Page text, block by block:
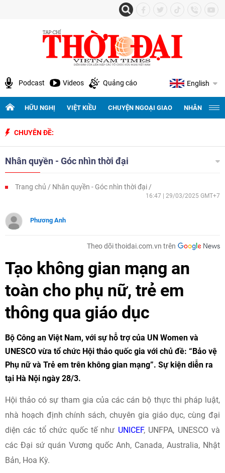
Podcast Videos Quảng cáo English
HỮU NGHỊ VIỆT KIỀU CHUYỆN NGOẠI GIAO NHÂN
CHUYÊN ĐỀ:
Nhân quyền - Góc nhìn thời đại
Trang chủ Nhân quyền - Góc nhìn thời đại
16:47 | 29/03/2025 GMT+7
Phương Anh
Theo dõi thoidai.com.vn trên
Tạo không gian mạng an
toàn cho phụ nữ, trẻ em
thông qua giáo dục
Bộ Công an Việt Nam, với sự hỗ trợ của UN Women và
UNESCO vừa tổ chức Hội thảo quốc gia với chủ đề: “Bảo vệ
Phụ nữ và Trẻ em trên không gian mạng”. Sự kiện diễn ra
tại Hà Nội ngày 28/3.
Hội thảo có sự tham gia của các cán bộ thực thi pháp luật,
nhà hoạch định chính sách, chuyên gia giáo dục, cùng đại
diện các tổ chức quốc tế như UNICEF, UNFPA, UNESCO và
các Đại sứ quán Vương quốc Anh, Canada, Australia, Nhật
Bản, Hoa Kỳ.